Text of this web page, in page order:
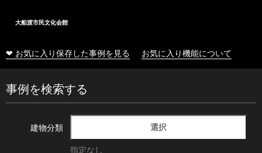
大船渡市民文化会館
❤ お気に入り保存した事例を見る お気に入り機能について
事例を検索する
建物分類 選択
指定なし